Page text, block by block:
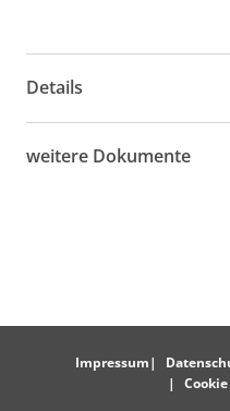
Details
weitere Dokumente
Impressum